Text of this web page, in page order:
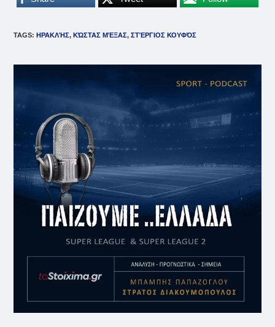
TAGS: ΗΡΑΚΛΉΣ, ΚΏΣΤΑΣ ΜΈΞΑΣ, ΣΤΈΡΓΙΟΣ ΚΟΥΦΌΣ